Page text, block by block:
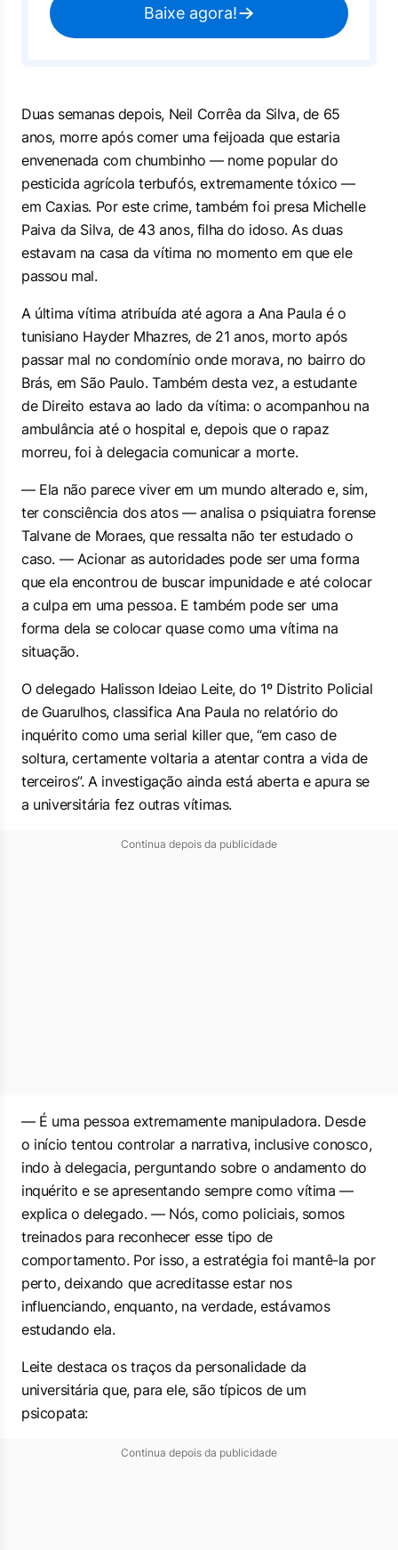
Baixe agora!
Duas semanas depois, Neil Corrêa da Silva, de 65
anos, morre após comer uma feijoada que estaria
envenenada com chumbinho — nome popular do
pesticida agrícola terbufós, extremamente tóxico —
em Caxias. Por este crime, também foi presa Michelle
Paiva da Silva, de 43 anos, filha do idoso. As duas
estavam na casa da vítima no momento em que ele
passou mal.
A última vítima atribuída até agora a Ana Paula é o
tunisiano Hayder Mhazres, de 21 anos, morto após
passar mal no condomínio onde morava, no bairro do
Brás, em São Paulo. Também desta vez, a estudante
de Direito estava ao lado da vítima: o acompanhou na
ambulância até o hospital e, depois que o rapaz
morreu, foi à delegacia comunicar a morte.
— Ela não parece viver em um mundo alterado e, sim,
ter consciência dos atos — analisa o psiquiatra forense
Talvane de Moraes, que ressalta não ter estudado o
caso. — Acionar as autoridades pode ser uma forma
que ela encontrou de buscar impunidade e até colocar
a culpa em uma pessoa. E também pode ser uma
forma dela se colocar quase como uma vítima na
situação.
O delegado Halisson Ideiao Leite, do 1º Distrito Policial
de Guarulhos, classifica Ana Paula no relatório do
inquérito como uma serial killer que, “em caso de
soltura, certamente voltaria a atentar contra a vida de
terceiros”. A investigação ainda está aberta e apura se
a universitária fez outras vítimas.
Continua depois da publicidade
— É uma pessoa extremamente manipuladora. Desde
o início tentou controlar a narrativa, inclusive conosco,
indo à delegacia, perguntando sobre o andamento do
inquérito e se apresentando sempre como vítima —
explica o delegado. — Nós, como policiais, somos
treinados para reconhecer esse tipo de
comportamento. Por isso, a estratégia foi mantê-la por
perto, deixando que acreditasse estar nos
influenciando, enquanto, na verdade, estávamos
estudando ela.
Leite destaca os traços da personalidade da
universitária que, para ele, são típicos de um
psicopata:
Continua depois da publicidade